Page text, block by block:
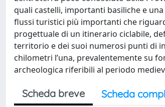
quali castelli, importanti basiliche e
flussi turistici più importanti che
progettuale di un itinerario ciclabile,
territorio e dei suoi numerosi punti di
chilometri l’una, prevalentemente su
archeologica riferibili al periodo
Scheda breve Scheda